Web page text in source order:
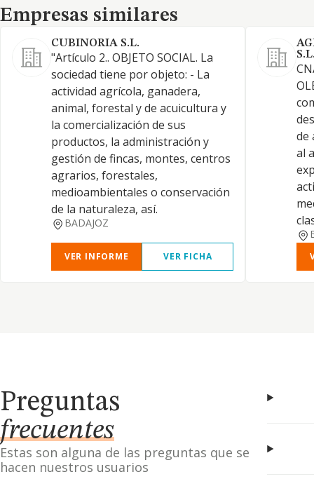
Empresas similares
Empresas similares
CUBINORIA S.L.
"Artículo 2.. OBJETO SOCIAL. La
sociedad tiene por objeto: - La
actividad agrícola, ganadera,
animal, forestal y de acuicultura y
la comercialización de sus
productos, la administración y
gestión de fincas, montes, centros
agrarios, forestales,
medioambientales o conservación
de la naturaleza, así.
BADAJOZ
VER INFORME VER FICHA
S.L.
de
al
Preguntas
frecuentes
Estas son alguna de las preguntas que se
hacen nuestros usuarios